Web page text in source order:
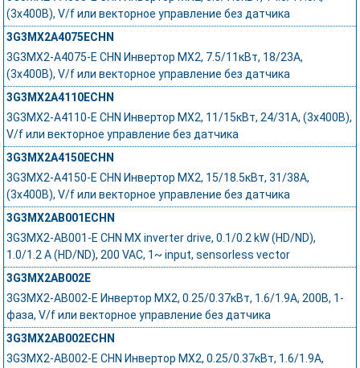
(3x400В), V/f или векторное управление без датчика
3G3MX2A4075ECHN
3G3MX2-A4075-E CHN Инвертор MX2, 7.5/11кВт, 18/23А,
(3x400В), V/f или векторное управление без датчика
3G3MX2A4110ECHN
3G3MX2-A4110-E CHN Инвертор MX2, 11/15кВт, 24/31А, (3x400В),
V/f или векторное управление без датчика
3G3MX2A4150ECHN
3G3MX2-A4150-E CHN Инвертор MX2, 15/18.5кВт, 31/38А,
(3x400В), V/f или векторное управление без датчика
3G3MX2AB001ECHN
3G3MX2-AB001-E CHN MX inverter drive, 0.1/0.2 kW (HD/ND),
1.0/1.2 A (HD/ND), 200 VAC, 1~ input, sensorless vector
3G3MX2AB002E
3G3MX2-AB002-E Инвертор MX2, 0.25/0.37кВт, 1.6/1.9А, 200В, 1-
фаза, V/f или векторное управление без датчика
3G3MX2AB002ECHN
3G3MX2-AB002-E CHN Инвертор MX2, 0.25/0.37кВт, 1.6/1.9А,